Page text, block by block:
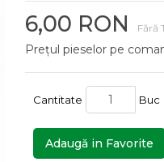
6,00 RON Fără
Prețul pieselor pe
Cantitate Buc
Adaugă in Favorite